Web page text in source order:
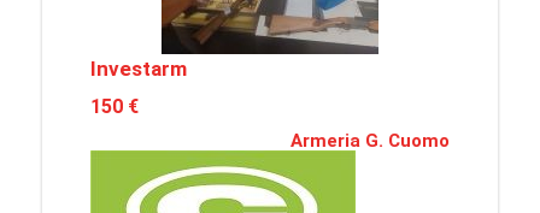
Investarm
150 €
Armeria G. Cuomo